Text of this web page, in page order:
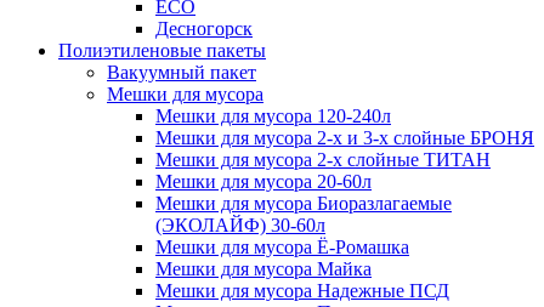
ECO
Десногорск
Полиэтиленовые пакеты
Вакуумный пакет
Мешки для мусора
Мешки для мусора 120-240л
Мешки для мусора 2-х и 3-х слойные БРОНЯ
Мешки для мусора 2-х слойные ТИТАН
Мешки для мусора 20-60л
Мешки для мусора Биоразлагаемые
(ЭКОЛАЙФ) 30-60л
Мешки для мусора Ё-Ромашка
Мешки для мусора Майка
Мешки для мусора Надежные ПСД